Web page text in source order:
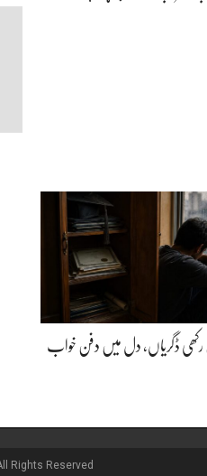
رکھی ڈگریاں، دل میں دفن خواب
Rights Reserved.